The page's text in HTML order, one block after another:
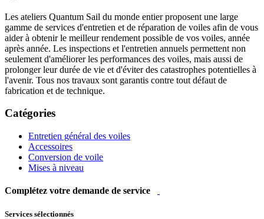
Les ateliers Quantum Sail du monde entier proposent une large
gamme de services d'entretien et de réparation de voiles afin de vous
aider à obtenir le meilleur rendement possible de vos voiles, année
après année. Les inspections et l'entretien annuels permettent non
seulement d'améliorer les performances des voiles, mais aussi de
prolonger leur durée de vie et d'éviter des catastrophes potentielles à
l'avenir. Tous nos travaux sont garantis contre tout défaut de
fabrication et de technique.
Catégories
Entretien général des voiles
Accessoires
Conversion de voile
Mises à niveau
Complétez votre demande de service
Services sélectionnés